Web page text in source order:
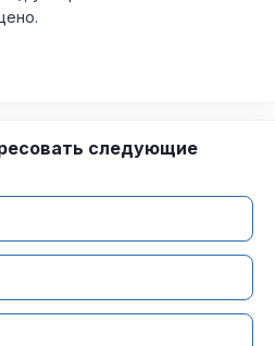
следующие